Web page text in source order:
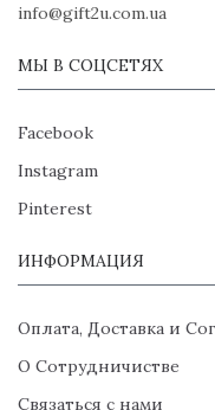
info@gift2u.com.ua
МЫ В СОЦСЕТЯХ
Facebook
Instagram
Pinterest
ИНФОРМАЦИЯ
Оплата, Доставка и
О Сотрудничистве
Связаться с нами